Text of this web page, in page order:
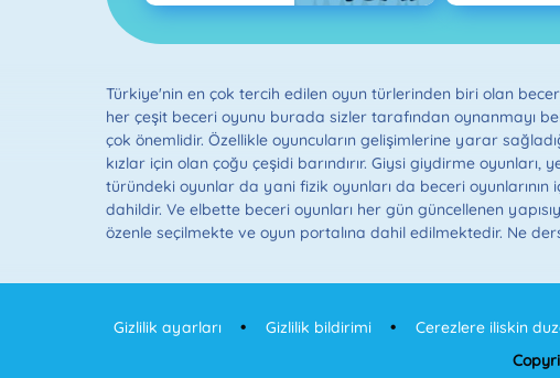
Türkiye'nin en çok tercih edilen oyun türlerinden biri olan
her çeşit beceri oyunu burada sizler tarafından oynanmayı
çok önemlidir. Özellikle oyuncuların gelişimlerine yarar
kızlar için olan çoğu çeşidi barındırır. Giysi giydirme
türündeki oyunlar da yani fizik oyunları da beceri
dahildir. Ve elbette beceri oyunları her gün güncellenen
özenle seçilmekte ve oyun portalına dahil edilmektedir. Ne
Gizlilik ayarları Gizlilik bildirimi Cerezlere iliskin